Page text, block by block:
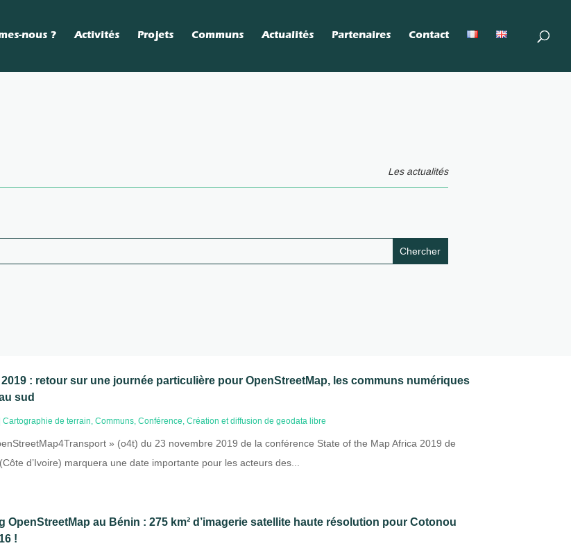
nous ? Activités Projets Communs Actualités Partenaires Contact
Les actualités
: retour sur une journée particulière pour OpenStreetMap, les communs numériques
sud
|Cartographie de terrain,Communs,Conférence,Création et diffusion de geodata libre
» (o4t) du 23 novembre 2019 de la conférence State of the Map Africa 2019 de
d’Ivoire) marquera une date importante pour les acteurs des...
OpenStreetMap au Bénin : 275 km² d’imagerie satellite haute résolution pour Cotonou
!